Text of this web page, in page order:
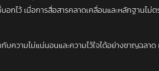
ไว้ เมื่อการสื่อสารคลาดเคลื่อนและหลักฐานไม่
ความไม่แน่นอนและความไว้ใจได้อย่างชาญฉลา